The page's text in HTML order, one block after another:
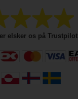
elsker os på Trustpilot